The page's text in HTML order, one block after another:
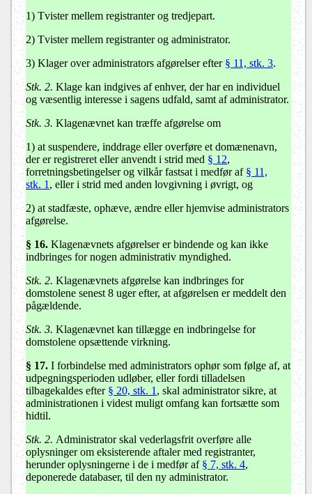
1) Tvister mellem registranter og tredjepart.
2) Tvister mellem registranter og administrator.
3) Klager over administrators afgørelser efter § 11, stk. 3.
Stk. 2. Klage kan indgives af enhver, der har en individuel
og væsentlig interesse i sagens udfald, samt af administrator.
Stk. 3. Klagenævnet kan træffe afgørelse om
1) at suspendere, inddrage eller overføre et domænenavn,
der er registreret eller anvendt i strid med § 12,
forretningsbetingelser og vilkår fastsat i medfør af § 11,
stk. 1 , eller i strid med anden lovgivning i øvrigt, og
2) at stadfæste, ophæve, ændre eller hjemvise administrators
afgørelse.
§ 16. Klagenævnets afgørelser er bindende og kan ikke
indbringes for nogen administrativ myndighed.
Stk. 2. Klagenævnets afgørelse kan indbringes for
domstolene senest 8 uger efter, at afgørelsen er meddelt den
pågældende.
Stk. 3. Klagenævnet kan tillægge en indbringelse for
domstolene opsættende virkning.
§ 17. I forbindelse med administrators ophør som følge af, at
udpegningsperioden udløber, eller fordi tilladelsen
tilbagekaldes efter § 20, stk. 1 , skal administrator sikre, at
administrationen i videst muligt omfang kan fortsætte som
hidtil.
Stk. 2. Administrator skal vederlagsfrit overføre alle
oplysninger om eksisterende aftaler med registranter,
herunder oplysningerne i de i medfør af § 7, stk. 4,
deponerede databaser, til den ny administrator.